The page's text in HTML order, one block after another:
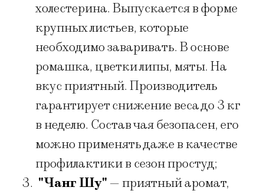
холестерина. Выпускается в форме
крупных листьев, которые
необходимо заваривать. В основе
ромашка, цветки липы, мяты. На
вкус приятный. Производитель
гарантирует снижение веса до 3 кг
в неделю. Состав чая безопасен, его
можно применять даже в качестве
профилактики в сезон простуд;
"Чанг Шу" — приятный аромат,